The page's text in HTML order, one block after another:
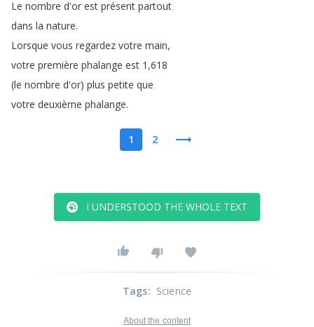
Le nombre d'or est présent partout
dans la nature.
Lorsque vous regardez votre main,
votre première phalange est 1,618
(le nombre d'or) plus petite que
votre deuxième phalange.
1 2
I UNDERSTOOD THE WHOLE TEXT
Tags: Science
About the content